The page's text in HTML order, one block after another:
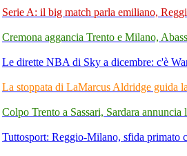
Serie A: il big match parla emiliano,
Cremona aggancia Trento e Milano,
Le dirette NBA di Sky a dicembre: c'è
La stoppata di LaMarcus Aldridge guida
Colpo Trento a Sassari, Sardara annuncia
Tuttosport: Reggio-Milano, sfida primato